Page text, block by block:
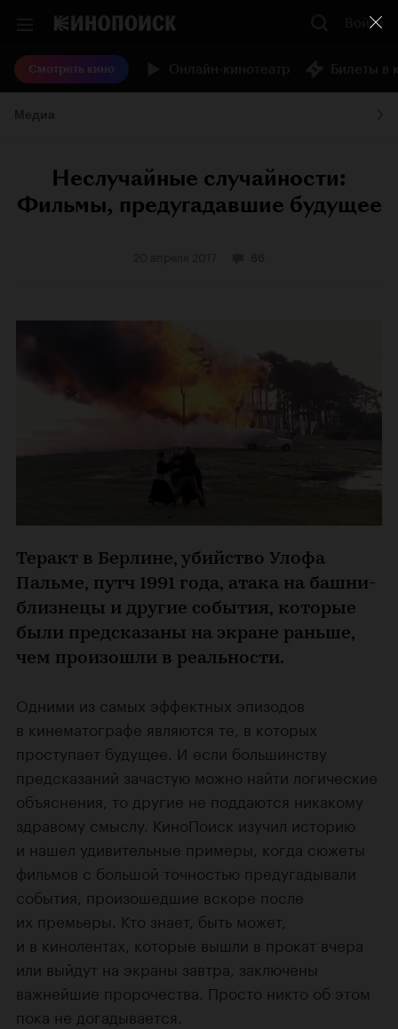
Войти
Смотреть кино
Неслучайные случайности:
Фильмы, предугадавшие будущее
Теракт в Берлине, убийство Улофа
Пальме, путч 1991 года, атака на башни-
близнецы и другие события, которые
были предсказаны на экране раньше,
чем произошли в реальности.
Одними из самых эффектных эпизодов
в кинематографе являются те, в которых
проступает будущее. И если большинству
предсказаний зачастую можно найти логические
объяснения, то другие не поддаются никакому
здравому смыслу. КиноПоиск изучил историю
и нашел удивительные примеры, когда сюжеты
фильмов с большой точностью предугадывали
события, произошедшие вскоре после
их премьеры. Кто знает, быть может,
и в кинолентах, которые вышли в прокат вчера
или выйдут на экраны завтра, заключены
важнейшие пророчества. Просто никто об этом
пока не догадывается.